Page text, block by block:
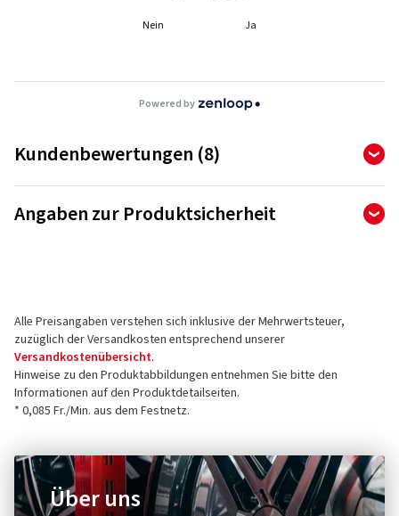
Nein Ja
Powered by
Kundenbewertungen (8)
4,88
von insgesamt 8 Bewertungen
5 Sterne
4 Sterne
3 Sterne
2 Sterne
Angaben zur Produktsicherheit
73760 Ostfildern
Deutschland
Kontakt für Produktsicherheit (kein
Kundensupport)
Alle Preisangaben verstehen sich inklusive der Mehrwertsteuer,
zuzüglich der Versandkosten entsprechend unserer
Versandkostenübersicht.
Hinweise zu den Produktabbildungen entnehmen Sie bitte den
Informationen auf den Produktdetailseiten.
* 0,085 Fr./Min. aus dem Festnetz.
Über uns